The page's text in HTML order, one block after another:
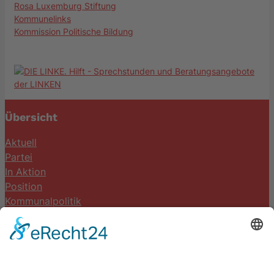
Rosa Luxemburg Stiftung
Kommunelinks
Kommission Politische Bildung
Übersicht
Aktuell
Partei
In Aktion
Position
Kommunalpolitik
Termine